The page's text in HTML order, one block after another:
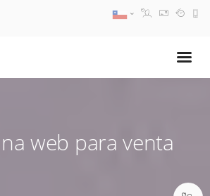
web para venta
AM A 18:30 PM